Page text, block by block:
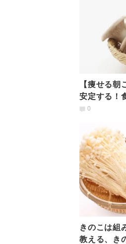
【痩せる
安定する！
は？管理栄
0
きのこは組
教える、き